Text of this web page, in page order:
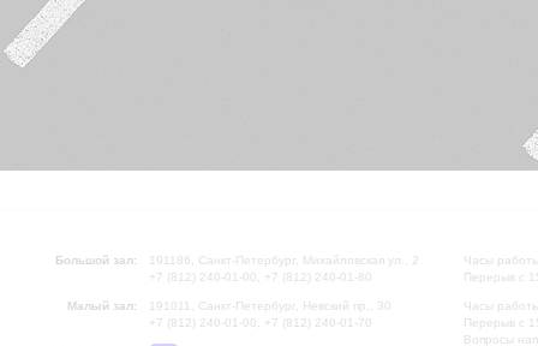
Большой зал:
191186, Санкт-Петербург, Михайловская ул., 2
+7 (812) 240-01-00, +7 (812) 240-01-80
Малый зал:
191011, Санкт-Петербург, Невский пр., 30
+7 (812) 240-01-00, +7 (812) 240-01-70
Часы
Перерыв с
Часы
Перерыв с
Вопросы